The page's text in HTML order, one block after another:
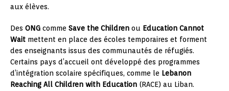
aux élèves.
Des ONG comme Save the Children ou Education Cannot
Wait mettent en place des écoles temporaires et forment
des enseignants issus des communautés de réfugiés.
Certains pays d’accueil ont développé des programmes
d’intégration scolaire spécifiques, comme le Lebanon
Reaching All Children with Education (RACE) au Liban.